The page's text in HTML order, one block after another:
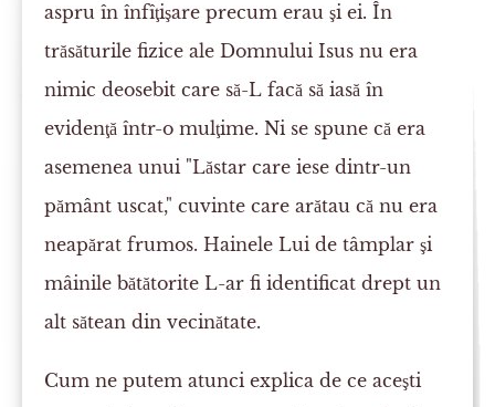
aspru în înfîţişare precum erau şi ei. În
trăsăturile fizice ale Domnului Isus nu era
nimic deosebit care să-L facă să iasă în
evidenţă într-o mulţime. Ni se spune că era
asemenea unui "Lăstar care iese dintr-un
pământ uscat," cuvinte care arătau că nu era
neapărat frumos. Hainele Lui de tâmplar şi
mâinile bătătorite L-ar fi identificat drept un
alt sătean din vecinătate.
Cum ne putem atunci explica de ce aceşti